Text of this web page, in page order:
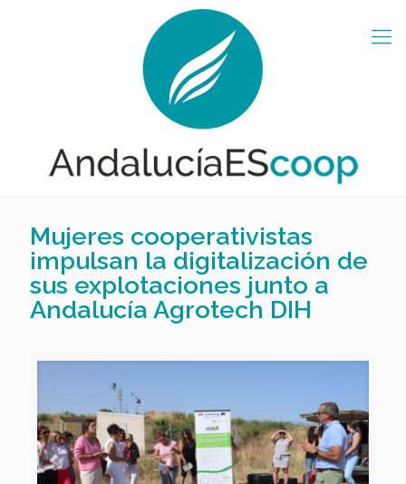
Mujeres cooperativistas
impulsan la digitalización de
sus explotaciones junto a
Andalucía Agrotech DIH